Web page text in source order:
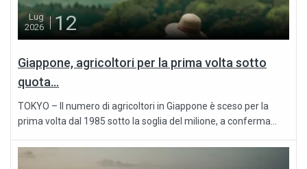
Lug
2026
12
Giappone, agricoltori per la prima volta sotto
quota...
TOKYO – Il numero di agricoltori in Giappone è sceso per la
prima volta dal 1985 sotto la soglia del milione, a conferma...